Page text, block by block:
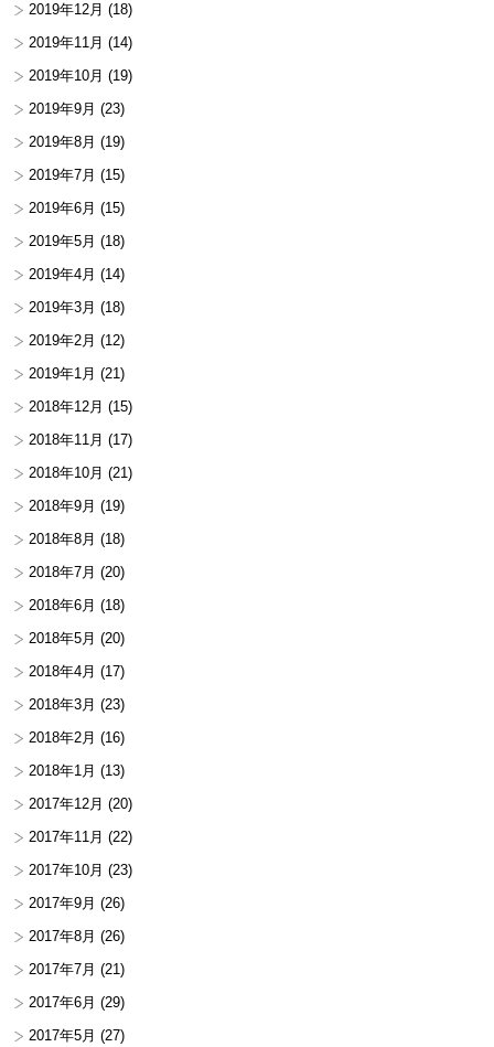
2019年12月 (18)
2019年11月 (14)
2019年10月 (19)
2019年9月 (23)
2019年8月 (19)
2019年7月 (15)
2019年6月 (15)
2019年5月 (18)
2019年4月 (14)
2019年3月 (18)
2019年2月 (12)
2019年1月 (21)
2018年12月 (15)
2018年11月 (17)
2018年10月 (21)
2018年9月 (19)
2018年8月 (18)
2018年7月 (20)
2018年6月 (18)
2018年5月 (20)
2018年4月 (17)
2018年3月 (23)
2018年2月 (16)
2018年1月 (13)
2017年12月 (20)
2017年11月 (22)
2017年10月 (23)
2017年9月 (26)
2017年8月 (26)
2017年7月 (21)
2017年6月 (29)
2017年5月 (27)